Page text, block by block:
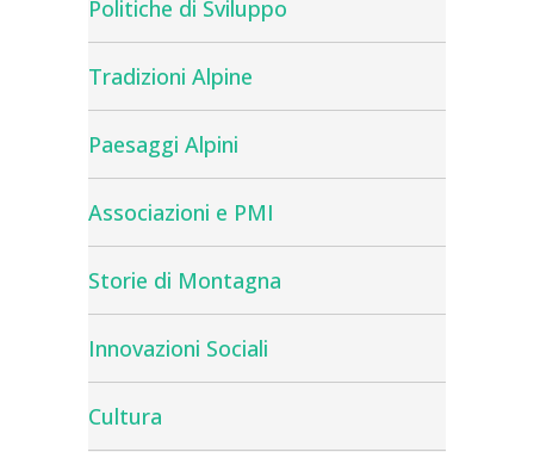
Politiche di Sviluppo
Tradizioni Alpine
Paesaggi Alpini
Associazioni e PMI
Storie di Montagna
Innovazioni Sociali
Cultura